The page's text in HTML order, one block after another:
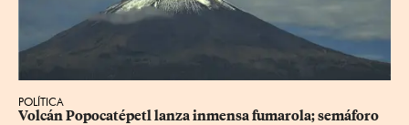
POLÍTICA
Volcán Popocatépetl lanza inmensa fumarola; semáforo